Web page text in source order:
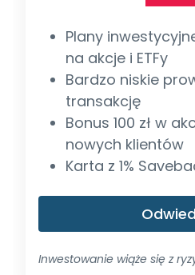
Plany
na akcje i ETFy
Bardzo niskie
transakcję
Bonus 100 zł w
nowych klientów
Karta z 1%
Inwestowanie wiąże się z